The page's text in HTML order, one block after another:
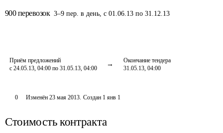
900 перевозок 3–9 пер. в день,с 01.06.13 по 31.12.13
Приём предложений
с 24.05.13, 04:00 по 31.05.13, 04:00
Окончание тендера
31.05.13, 04:00
0 Изменён 23 мая 2013. Создан 1 янв 1
Стоимость контракта